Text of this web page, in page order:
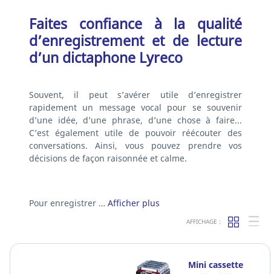
Faites confiance à la qualité
d’enregistrement et de lecture
d’un dictaphone Lyreco
Souvent, il peut s’avérer utile d’enregistrer
rapidement un message vocal pour se souvenir
d’une idée, d’une phrase, d’une chose à faire...
C’est également utile de pouvoir réécouter des
conversations. Ainsi, vous pouvez prendre vos
décisions de façon raisonnée et calme.
Pour enregistrer … Afficher plus
AFFICHAGE :
Mini cassette